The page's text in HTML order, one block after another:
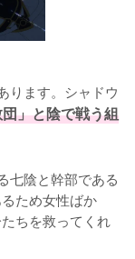
ります。シャドウ
」と陰で戦う組
七陰と幹部である
ため女性ばか
ちを救ってくれ